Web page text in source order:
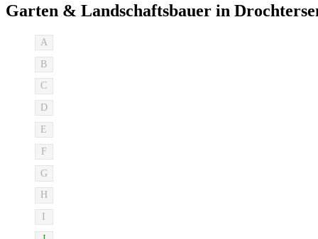
Garten & Landschaftsbauer in
A
B
C
D
E
F
G
H
I